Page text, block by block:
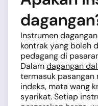
Instrumen
kontrak yang boleh
pedagang di
Dalamdagangan
termasuk pasangan
indeks, mata wang
syarikat. Setiap